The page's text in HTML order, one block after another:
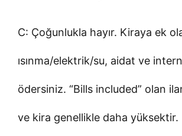
C: Çoğunlukla hayır. Kiraya ek
ısınma/elektrik/su, aidat ve
ödersiniz. “Bills included” olan
ve kira genellikle daha yüksektir.